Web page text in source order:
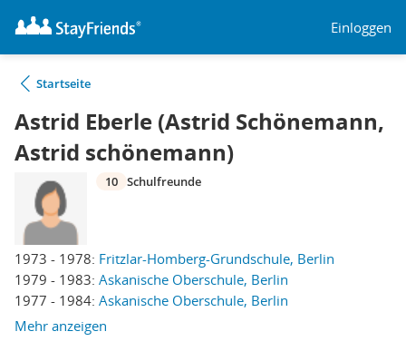
Einloggen
Startseite
Astrid Eberle (Astrid Schönemann,
Astrid schönemann)
1973 - 1978: Fritzlar-Homberg-Grundschule, Berlin
1979 - 1983: Askanische Oberschule, Berlin
1977 - 1984: Askanische Oberschule, Berlin
Mehr anzeigen
10 Schulfreunde